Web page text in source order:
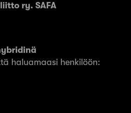
ry. SAFA
haluamaasi henkilöön: